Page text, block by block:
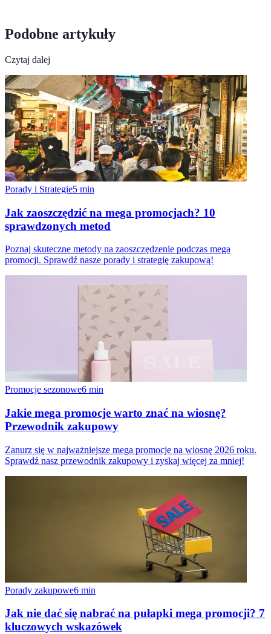
Podobne artykuły
Czytaj dalej
Porady i Strategie5 min
Jak zaoszczędzić na mega promocjach? 10
sprawdzonych metod
Poznaj skuteczne metody na zaoszczędzenie podczas mega
promocji. Sprawdź nasze porady i strategię zakupową!
Promocje sezonowe6 min
Jakie mega promocje warto znać na wiosnę?
Przewodnik zakupowy
Zanurz się w najważniejsze mega promocje na wiosnę 2026 roku.
Sprawdź nasz przewodnik zakupowy i zyskaj więcej za mniej!
Porady zakupowe6 min
Jak nie dać się nabrać na pułapki mega promocji? 7
kluczowych wskazówek